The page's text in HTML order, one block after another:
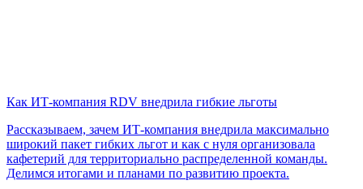
Как ИТ-компания RDV внедрила гибкие льготы
Рассказываем, зачем ИТ-компания внедрила максимально
широкий пакет гибких льгот и как с нуля организовала
кафетерий для территориально распределенной команды.
Делимся итогами и планами по развитию проекта.